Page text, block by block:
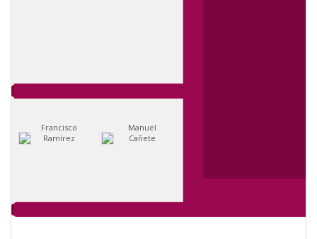
Francisco
Ramírez
Manuel
Cañete